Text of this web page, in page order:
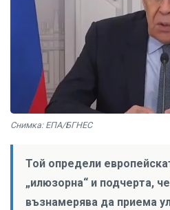
Снимка: ЕПА/БГНЕС
Той определи
„илюзорна“ и подчерта,
възнамерява да приема